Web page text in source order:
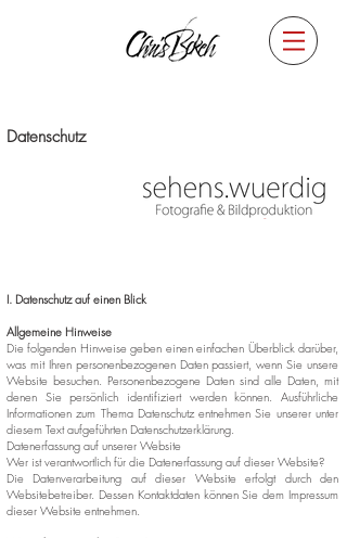
Datenschutz
I. Datenschutz auf einen Blick
Allgemeine Hinweise
Die folgenden Hinweise geben einen einfachen Überblick darüber,
was mit Ihren personenbezogenen Daten passiert, wenn Sie unsere
Website besuchen. Personenbezogene Daten sind alle Daten, mit
denen Sie persönlich identifiziert werden können. Ausführliche
Informationen zum Thema Datenschutz entnehmen Sie unserer unter
diesem Text aufgeführten Datenschutzerklärung.
Datenerfassung auf unserer Website
Wer ist verantwortlich für die Datenerfassung auf dieser Website?
Die Datenverarbeitung auf dieser Website erfolgt durch den
Websitebetreiber. Dessen Kontaktdaten können Sie dem Impressum
dieser Website entnehmen.